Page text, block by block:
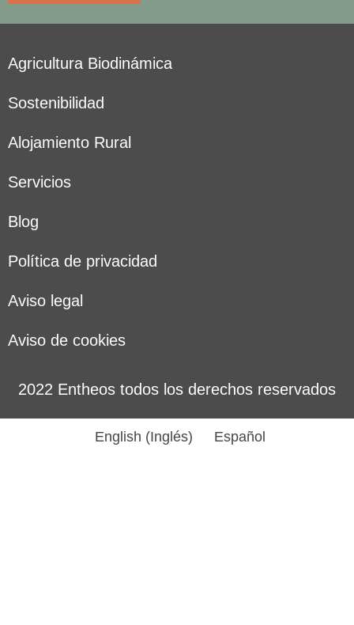
Agricultura Biodinámica
Sostenibilidad
Alojamiento Rural
Servicios
Blog
Política de privacidad
Aviso legal
Aviso de cookies
2022 Entheos todos los derechos reservados
English (Inglés) Español